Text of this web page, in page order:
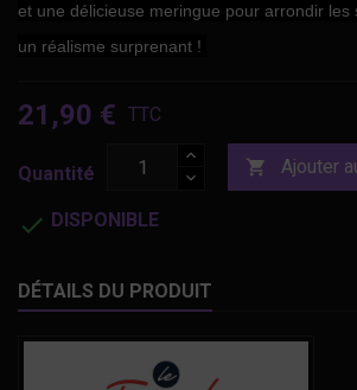
et une délicieuse meringue pour arrondir les
un réalisme surprenant !
21,90 € TTC
Quantité  Ajouter
 DISPONIBLE
DÉTAILS DU PRODUIT